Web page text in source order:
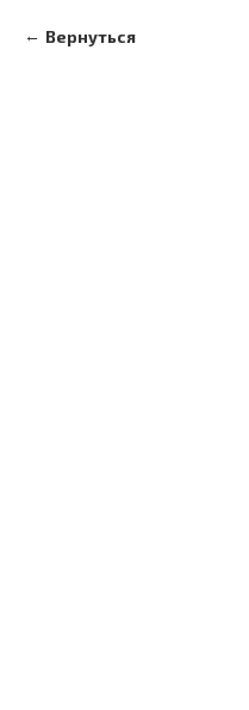
Вернуться